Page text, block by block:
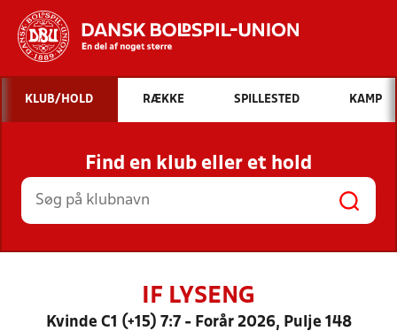
Hvad vil du søge efter?
INDHOLD OG NYHEDER
STILLINGER, RESULTATER, KLUBBER OG
HOLD
KLUB/HOLD RÆKKE SPILLESTED KAMP
Find en klub eller et hold
IF LYSENG
Kvinde C1 (+15) 7:7 - Forår 2026, Pulje 148